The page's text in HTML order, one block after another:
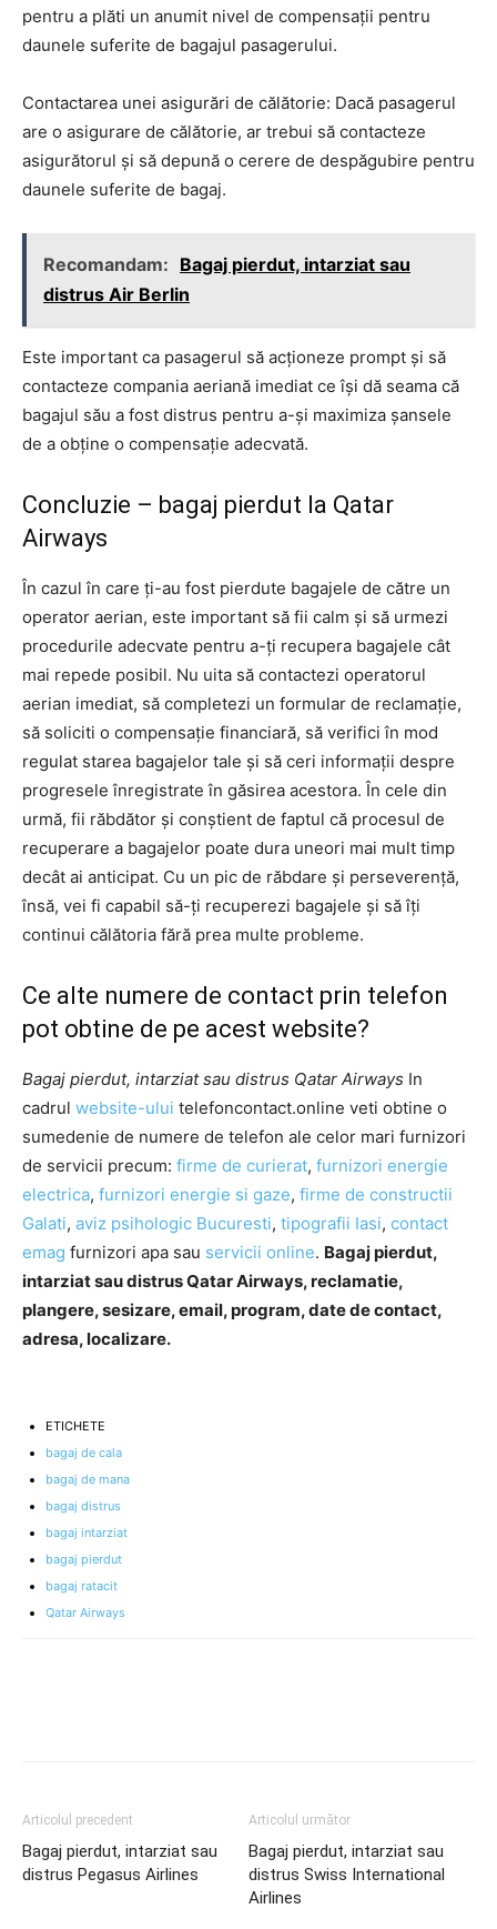
pentru a plăti un anumit nivel de compensații pentru
daunele suferite de bagajul pasagerului.
Contactarea unei asigurări de călătorie: Dacă pasagerul
are o asigurare de călătorie, ar trebui să contacteze
asigurătorul și să depună o cerere de despăgubire pentru
daunele suferite de bagaj.
Recomandam: Bagaj pierdut, intarziat sau
distrus Air Berlin
Este important ca pasagerul să acționeze prompt și să
contacteze compania aeriană imediat ce își dă seama că
bagajul său a fost distrus pentru a-și maximiza șansele
de a obține o compensație adecvată.
Concluzie – bagaj pierdut la Qatar
Airways
În cazul în care ți-au fost pierdute bagajele de către un
operator aerian, este important să fii calm și să urmezi
procedurile adecvate pentru a-ți recupera bagajele cât
mai repede posibil. Nu uita să contactezi operatorul
aerian imediat, să completezi un formular de reclamație,
să soliciti o compensație financiară, să verifici în mod
regulat starea bagajelor tale și să ceri informații despre
progresele înregistrate în găsirea acestora. În cele din
urmă, fii răbdător și conștient de faptul că procesul de
recuperare a bagajelor poate dura uneori mai mult timp
decât ai anticipat. Cu un pic de răbdare și perseverență,
însă, vei fi capabil să-ți recuperezi bagajele și să îți
continui călătoria fără prea multe probleme.
Ce alte numere de contact prin telefon
pot obtine de pe acest website?
Bagaj pierdut, intarziat sau distrus Qatar Airways In
cadrul website-ului telefoncontact.online veti obtine o
sumedenie de numere de telefon ale celor mari furnizori
de servicii precum: firme de curierat, furnizori energie
electrica, furnizori energie si gaze, firme de constructii
Galati, aviz psihologic Bucuresti, tipografii Iasi, contact
emag furnizori apa sau servicii online. Bagaj pierdut,
intarziat sau distrus Qatar Airways, reclamatie,
plangere, sesizare, email, program, date de contact,
adresa, localizare.
ETICHETE
bagaj de cala
bagaj de mana
bagaj distrus
bagaj intarziat
bagaj pierdut
bagaj ratacit
Qatar Airways
Articolul precedent
Bagaj pierdut, intarziat sau
distrus Pegasus Airlines
Articolul următor
Bagaj pierdut, intarziat sau
distrus Swiss International
Airlines